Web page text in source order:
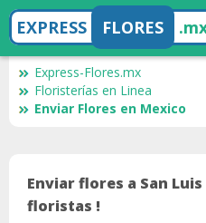
EXPRESS FLORES
Express-Flores.mx
Floristerías en Linea
Enviar Flores en Mexico
Enviar flores a San
floristas !